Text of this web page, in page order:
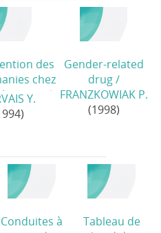
des
chez
/
Y.
Gender-related
drug/
FRANZKOWIAK P.
(1998)
Conduites à
Tableau de